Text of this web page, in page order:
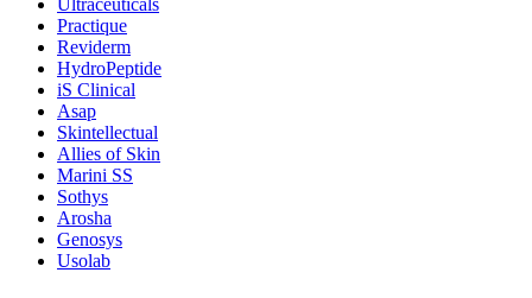
Ultraceuticals
Practique
Reviderm
HydroPeptide
iS Clinical
Asap
Skintellectual
Allies of Skin
Marini SS
Sothys
Arosha
Genosys
Usolab